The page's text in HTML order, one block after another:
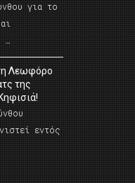
για το
Λεωφόρο
της
εντός